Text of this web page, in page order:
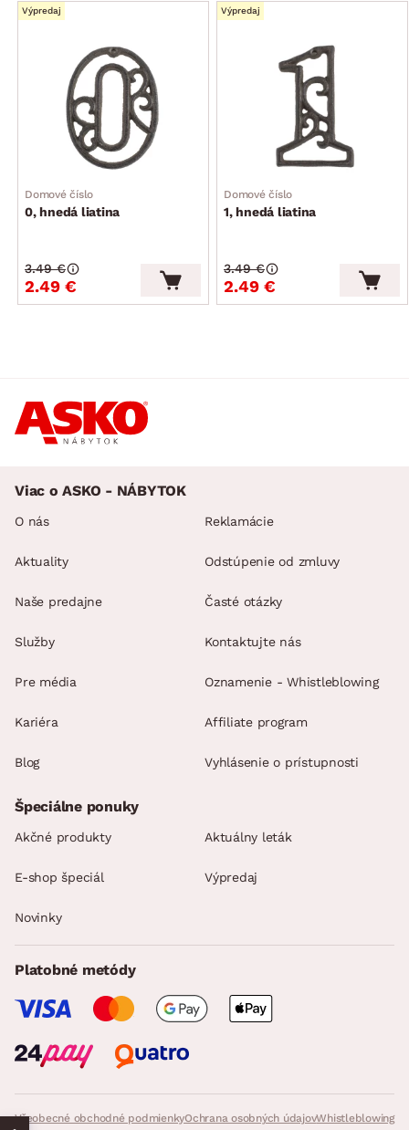
Výpredaj
Domové číslo
0, hnedá liatina
2.49 €
3.49 €
Výpredaj
Domové číslo
1, hnedá liatina
2.49 €
3.49 €
Viac o ASKO - NÁBYTOK
O nás
Aktuality
Naše predajne
Služby
Pre média
Kariéra
Blog
Reklamácie
Odstúpenie od zmluvy
Časté otázky
Kontaktujte nás
Oznamenie - Whistleblowing
Affiliate program
Vyhlásenie o prístupnosti
Všeobecné obchodné podmienkyOchrana osobných údajovWhistleblowing
Špeciálne ponuky
Akčné produkty Aktuálny leták
E-shop špeciál Výpredaj
Novinky
Platobné metódy